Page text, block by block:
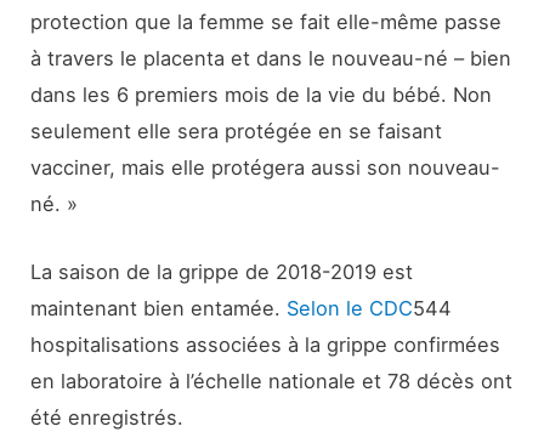
protection que la femme se fait elle-même passe
à travers le placenta et dans le nouveau-né – bien
dans les 6 premiers mois de la vie du bébé. Non
seulement elle sera protégée en se faisant
vacciner, mais elle protégera aussi son nouveau-
né. »
La saison de la grippe de 2018-2019 est
maintenant bien entamée. Selon le CDC544
hospitalisations associées à la grippe confirmées
en laboratoire à l’échelle nationale et 78 décès ont
été enregistrés.